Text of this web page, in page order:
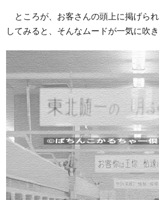
ところが、お客さんの頭上に掲げら
してみると、そんなムードが一気に吹